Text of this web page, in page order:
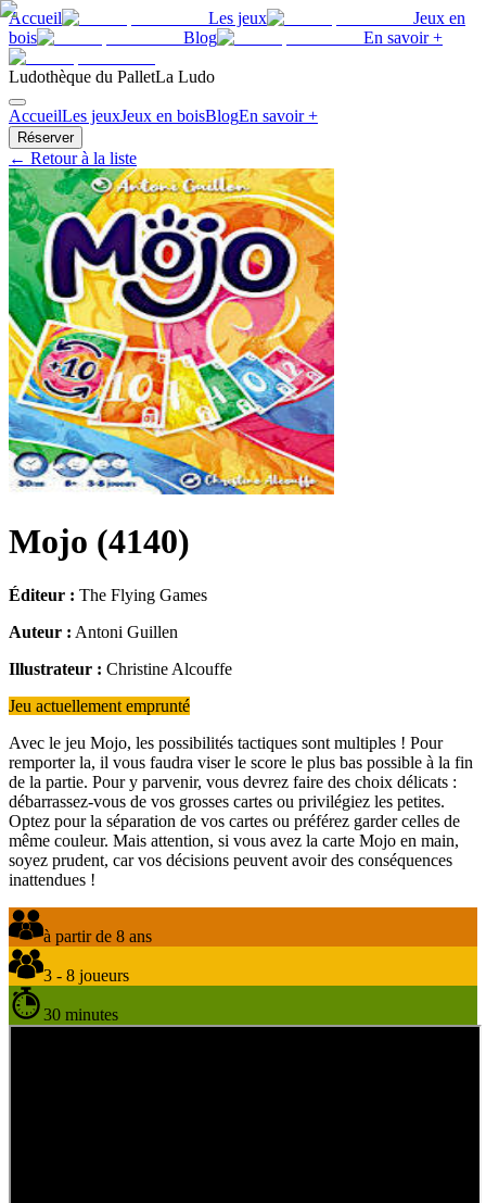
Accueil Les jeux
Jeux en
bois
Blog En savoir +
Ludothèque du PalletLa Ludo
AccueilLes jeuxJeux en boisBlogEn savoir +
Réserver
← Retour à la liste
Mojo (4140)
Éditeur : The Flying Games
Auteur : Antoni Guillen
Illustrateur : Christine Alcouffe
Jeu actuellement emprunté
Avec le jeu Mojo, les possibilités tactiques sont multiples ! Pour
remporter la, il vous faudra viser le score le plus bas possible à la fin
de la partie. Pour y parvenir, vous devrez faire des choix délicats :
débarrassez-vous de vos grosses cartes ou privilégiez les petites.
Optez pour la séparation de vos cartes ou préférez garder celles de
même couleur. Mais attention, si vous avez la carte Mojo en main,
soyez prudent, car vos décisions peuvent avoir des conséquences
inattendues !
à partir de 8 ans
3 - 8 joueurs
30 minutes